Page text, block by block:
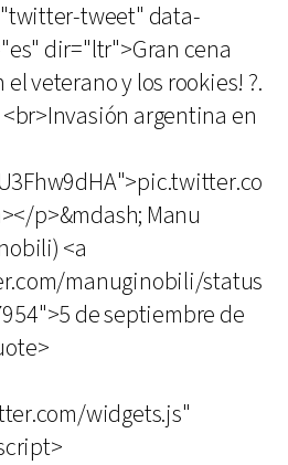
tweet" data-
dir="ltr">Gran cena
veterano y los rookies! ?.
argentina en
p>&mdash; Manu
<a
manuginobili/status
de septiembre de
widgets.js"